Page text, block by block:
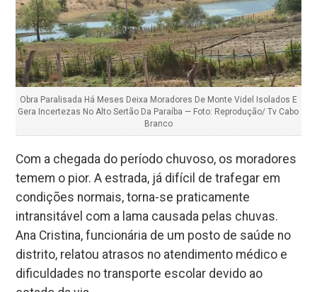
Obra Paralisada Há Meses Deixa Moradores De Monte Videl Isolados E
Gera Incertezas No Alto Sertão Da Paraíba — Foto: Reprodução/ Tv Cabo
Branco
Com a chegada do período chuvoso, os moradores
temem o pior. A estrada, já difícil de trafegar em
condições normais, torna-se praticamente
intransitável com a lama causada pelas chuvas.
Ana Cristina, funcionária de um posto de saúde no
distrito, relatou atrasos no atendimento médico e
dificuldades no transporte escolar devido ao